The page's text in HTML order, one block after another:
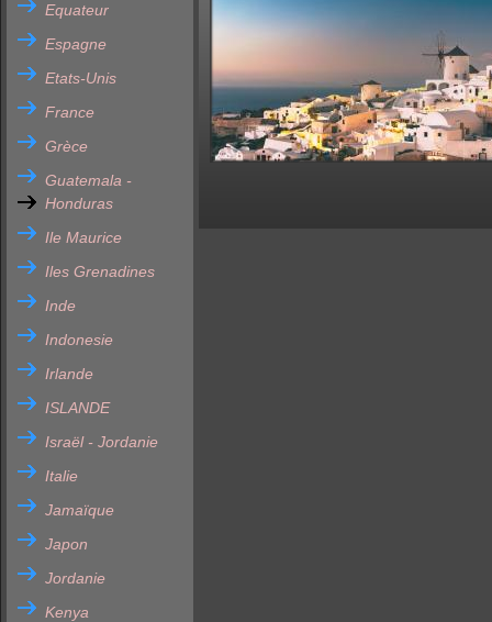
Equateur
Espagne
Etats-Unis
France
Grèce
Guatemala -
Honduras
Ile Maurice
Iles Grenadines
Inde
Indonesie
Irlande
ISLANDE
Israël - Jordanie
Italie
Jamaïque
Japon
Jordanie
Kenya